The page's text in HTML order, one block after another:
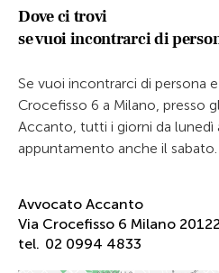
Dove ci trovi
se vuoi incontrarci di
Se vuoi incontrarci di persona
Crocefisso 6 a Milano, presso
Accanto, tutti i giorni da lunedì
appuntamento anche il
Avvocato Accanto
Via Crocefisso 6 Milano
tel. 02 0994 4833